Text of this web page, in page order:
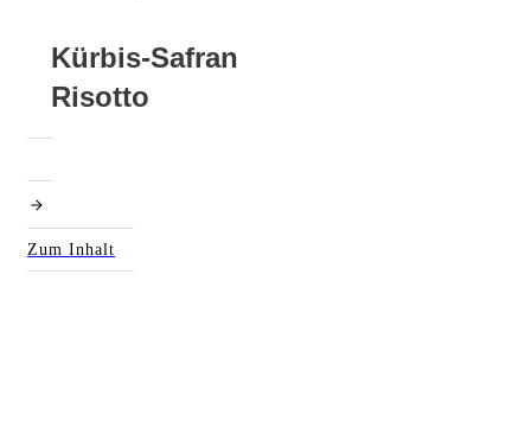
Kürbis-Safran
Risotto
Zum Inhalt